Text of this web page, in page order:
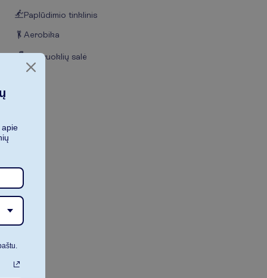
Paplūdimio tinklinis
Aerobika
Treniruoklių salė